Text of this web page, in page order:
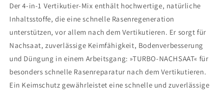
Der 4-in-1 Vertikutier-Mix enthält hochwertige, natürliche
Inhaltsstoffe, die eine schnelle Rasenregeneration
unterstützen, vor allem nach dem Vertikutieren. Er sorgt für
Nachsaat, zuverlässige Keimfähigkeit, Bodenverbesserung
und Düngung in einem Arbeitsgang: »TURBO-NACHSAAT« für
besonders schnelle Rasenreparatur nach dem Vertikutieren.
Ein Keimschutz gewährleistet eine schnelle und zuverlässige